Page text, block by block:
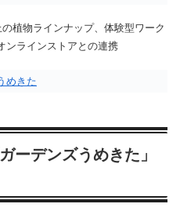
植物ラインナップ、体験型ワーク
ンラインストアとの連携
めきた
ーデンズうめきた」